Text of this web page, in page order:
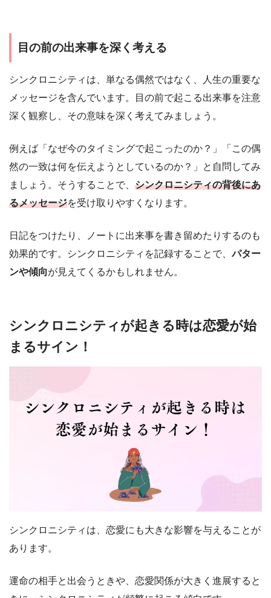
目の前の出来事を深く考える
シンクロニシティは、単なる偶然ではなく、人生の重要な
メッセージを含んでいます。目の前で起こる出来事を注意
深く観察し、その意味を深く考えてみましょう。
例えば「なぜ今のタイミングで起こったのか？」「この偶
然の一致は何を伝えようとしているのか？」と自問してみ
ましょう。そうすることで、 シンクロニシティの背後にあ
るメッセージを受け取りやすくなります。
日記をつけたり、ノートに出来事を書き留めたりするのも
効果的です。シンクロニシティを記録することで、パター
ンや傾向が見えてくるかもしれません。
シンクロニシティが起きる時は恋愛が始
まるサイン！
シンクロニシティは、恋愛にも大きな影響を与えることが
あります。
運命の相手と出会うときや、恋愛関係が大きく進展すると